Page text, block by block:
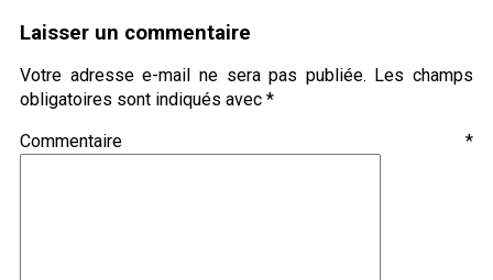
Laisser un commentaire
Votre adresse e-mail ne sera pas publiée. Les champs
obligatoires sont indiqués avec *
Commentaire *